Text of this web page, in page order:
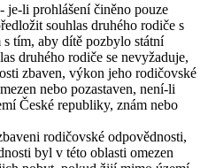
je-li prohlášení činěno pouze
souhlas druhého rodiče s
tím, aby dítě pozbylo státní
druhého rodiče se nevyžaduje,
zbaven, výkon jeho rodičovské
nebo pozastaven, není-li
České republiky, znám nebo
rodičovské odpovědnosti,
byl v této oblasti omezen